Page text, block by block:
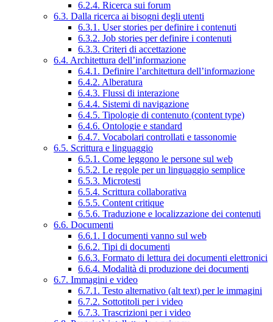
6.2.4. Ricerca sui forum
6.3. Dalla ricerca ai bisogni degli utenti
6.3.1. User stories per definire i contenuti
6.3.2. Job stories per definire i contenuti
6.3.3. Criteri di accettazione
6.4. Architettura dell’informazione
6.4.1. Definire l’architettura dell’informazione
6.4.2. Alberatura
6.4.3. Flussi di interazione
6.4.4. Sistemi di navigazione
6.4.5. Tipologie di contenuto (content type)
6.4.6. Ontologie e standard
6.4.7. Vocabolari controllati e tassonomie
6.5. Scrittura e linguaggio
6.5.1. Come leggono le persone sul web
6.5.2. Le regole per un linguaggio semplice
6.5.3. Microtesti
6.5.4. Scrittura collaborativa
6.5.5. Content critique
6.5.6. Traduzione e localizzazione dei contenuti
6.6. Documenti
6.6.1. I documenti vanno sul web
6.6.2. Tipi di documenti
6.6.3. Formato di lettura dei documenti elettronici
6.6.4. Modalità di produzione dei documenti
6.7. Immagini e video
6.7.1. Testo alternativo (alt text) per le immagini
6.7.2. Sottotitoli per i video
6.7.3. Trascrizioni per i video